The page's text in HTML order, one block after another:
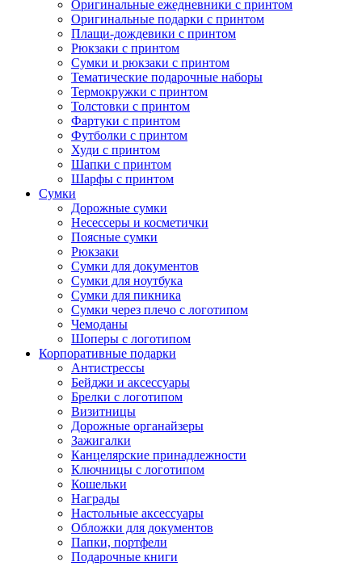
Оригинальные ежедневники с принтом
Оригинальные подарки с принтом
Плащи-дождевики с принтом
Рюкзаки с принтом
Сумки и рюкзаки с принтом
Тематические подарочные наборы
Термокружки с принтом
Толстовки с принтом
Фартуки с принтом
Футболки с принтом
Худи с принтом
Шапки с принтом
Шарфы с принтом
Сумки
Дорожные сумки
Несессеры и косметички
Поясные сумки
Рюкзаки
Сумки для документов
Сумки для ноутбука
Сумки для пикника
Сумки через плечо с логотипом
Чемоданы
Шоперы с логотипом
Корпоративные подарки
Антистрессы
Бейджи и аксессуары
Брелки с логотипом
Визитницы
Дорожные органайзеры
Зажигалки
Канцелярские принадлежности
Ключницы с логотипом
Кошельки
Награды
Настольные аксессуары
Обложки для документов
Папки, портфели
Подарочные книги